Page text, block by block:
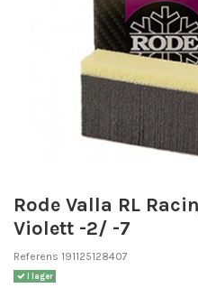
Rode Valla RL
Violett -2/ -7
Referens 191125128407
I lager